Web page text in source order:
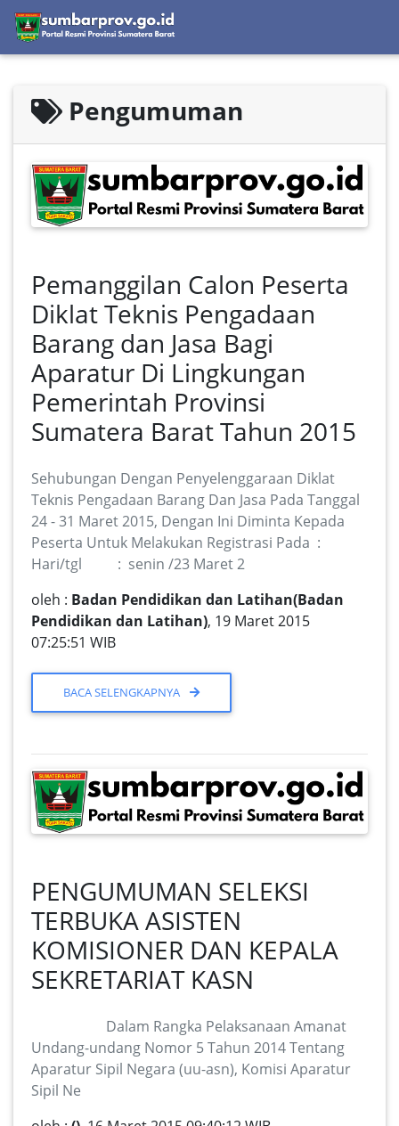
Pengumuman
Pemanggilan Calon Peserta
Diklat Teknis Pengadaan
Barang dan Jasa Bagi
Aparatur Di Lingkungan
Pemerintah Provinsi
Sumatera Barat Tahun 2015
Sehubungan Dengan Penyelenggaraan Diklat
Teknis Pengadaan Barang Dan Jasa Pada Tanggal
24 - 31 Maret 2015, Dengan Ini Diminta Kepada
Peserta Untuk Melakukan Registrasi Pada :
Hari/tgl : senin /23 Maret 2
oleh : Badan Pendidikan dan Latihan(Badan
Pendidikan dan Latihan), 19 Maret 2015
07:25:51 WIB
BACA SELENGKAPNYA
PENGUMUMAN SELEKSI
TERBUKA ASISTEN
KOMISIONER DAN KEPALA
SEKRETARIAT KASN
Dalam Rangka Pelaksanaan Amanat
Undang-undang Nomor 5 Tahun 2014 Tentang
Aparatur Sipil Negara (uu-asn), Komisi Aparatur
Sipil Ne